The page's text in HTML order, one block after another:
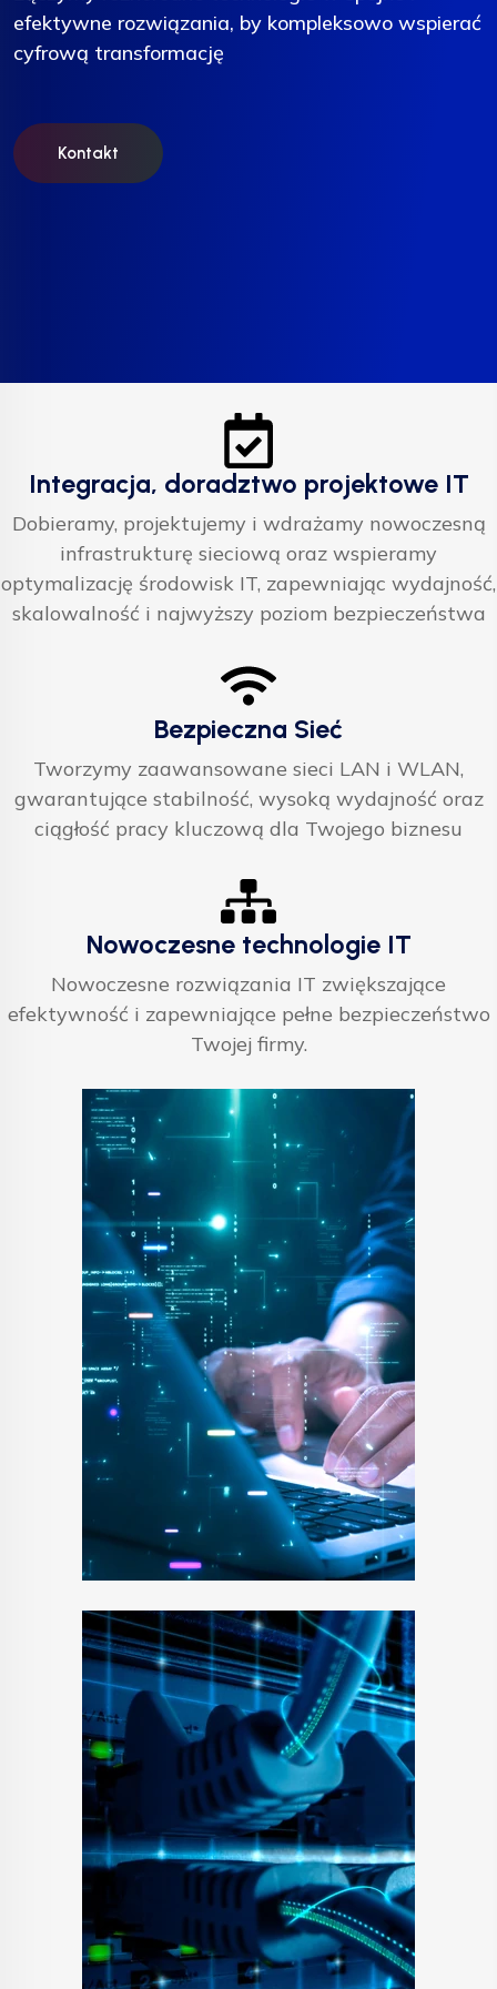
efektywne rozwiązania, by kompleksowo wspierać
cyfrową transformację
Kontakt
efektywne rozwiązania, by kompleksowo wspierać
cyfrową transformację
Kontakt
efektywne rozwiązania, by kompleksowo wspierać
cyfrową transformację
Kontakt
Integracja, doradztwo projektowe IT
Dobieramy, projektujemy i wdrażamy nowoczesną
infrastrukturę sieciową oraz wspieramy
optymalizację środowisk IT, zapewniając wydajność,
skalowalność i najwyższy poziom bezpieczeństwa
Bezpieczna Sieć
Tworzymy zaawansowane sieci LAN i WLAN,
gwarantujące stabilność, wysoką wydajność oraz
ciągłość pracy kluczową dla Twojego biznesu
Nowoczesne technologie IT
Nowoczesne rozwiązania IT zwiększające
efektywność i zapewniające pełne bezpieczeństwo
Twojej firmy.